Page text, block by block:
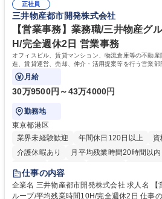
ルプロデュースしているため、商品に関わる
す。 募集職種 東京都中央区【営業事務・貿易事務】食品商社/残業少なめ/
リモート等相談可
の強み】1991年の設立以来、外食産業を中
ズに沿った冷凍水産物等の生産・輸入・販売
自社工場と海外拠点の強固な連携によるワ
みです。 学歴・資格 学歴：大学院 大学
正社員
三井物産都市開発株式会社
【営業事務】業務職/三井物産グ
H/完全週休2日 営業事務
オフィスビル、賃貸マンション、物流倉庫等の不動
進、賃貸運営、売却、仲介・活用提案等を行う営業部
ます。
月給
30万9500円～43万4000円
勤務地
東京都港区
業界未経験歓迎
年間休日120日以上
資
介護休暇あり
月平均残業時間20時間以内
在宅OK
賞与あり
駅近5分以内
土日祝休み 寮・社宅あり
仕事の内容
企業名 三井物産都市開発株式会社 求人名 【営業事務】業務職/三井物産グ
ループ/平均残業時間10H/完全週休2日 仕事の内容 オフィスビル、賃貸マ